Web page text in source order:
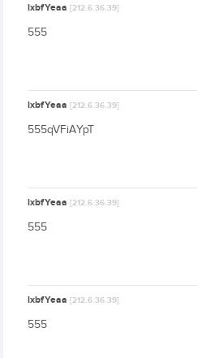
lxbfYeaa[212.6.36.39]
555
lxbfYeaa[212.6.36.39]
555qVFiAYpT
lxbfYeaa[212.6.36.39]
555
lxbfYeaa[212.6.36.39]
555